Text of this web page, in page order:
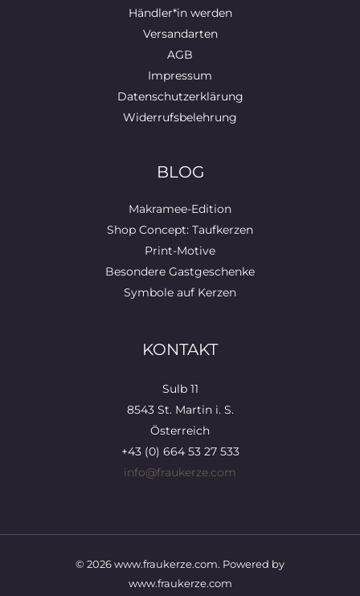
Händler*in werden
Versandarten
AGB
Impressum
Datenschutzerklärung
Widerrufsbelehrung
BLOG
Makramee-Edition
Shop Concept: Taufkerzen
Print-Motive
Besondere Gastgeschenke
Symbole auf Kerzen
KONTAKT
Sulb 11
8543 St. Martin i. S.
Österreich
+43 (0) 664 53 27 533
info@fraukerze.com
© 2026 www.fraukerze.com. Powered by
www.fraukerze.com